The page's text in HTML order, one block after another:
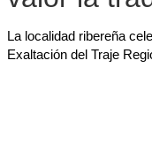
La localidad ribereña
Exaltación del Traje